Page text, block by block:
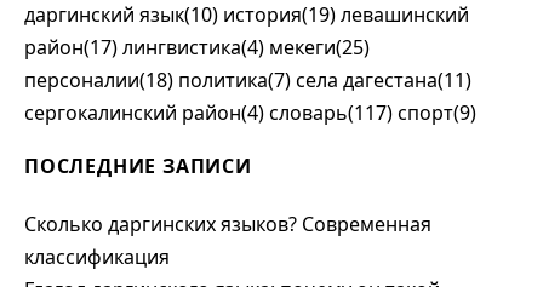
даргинский язык(10) история(19)левашинский
район(17)лингвистика(4) мекеги(25)
персоналии(18) политика(7)села дагестана(11)
сергокалинский район(4)словарь(117)спорт(9)
ПОСЛЕДНИЕ ЗАПИСИ
Сколько даргинских языков? Современная
классификация